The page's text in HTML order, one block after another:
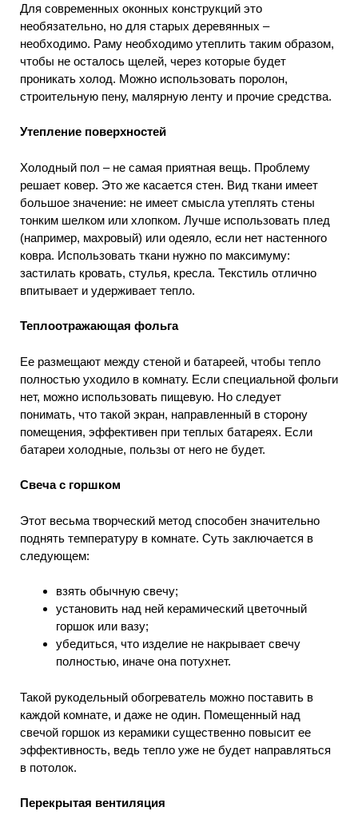
Для современных оконных конструкций это
необязательно, но для старых деревянных –
необходимо. Раму необходимо утеплить таким образом,
чтобы не осталось щелей, через которые будет
проникать холод. Можно использовать поролон,
строительную пену, малярную ленту и прочие средства.
Утепление поверхностей
Холодный пол – не самая приятная вещь. Проблему
решает ковер. Это же касается стен. Вид ткани имеет
большое значение: не имеет смысла утеплять стены
тонким шелком или хлопком. Лучше использовать плед
(например, махровый) или одеяло, если нет настенного
ковра. Использовать ткани нужно по максимуму:
застилать кровать, стулья, кресла. Текстиль отлично
впитывает и удерживает тепло.
Теплоотражающая фольга
Ее размещают между стеной и батареей, чтобы тепло
полностью уходило в комнату. Если специальной фольги
нет, можно использовать пищевую. Но следует
понимать, что такой экран, направленный в сторону
помещения, эффективен при теплых батареях. Если
батареи холодные, пользы от него не будет.
Свеча с горшком
Этот весьма творческий метод способен значительно
поднять температуру в комнате. Суть заключается в
следующем:
взять обычную свечу;
установить над ней керамический цветочный
горшок или вазу;
убедиться, что изделие не накрывает свечу
полностью, иначе она потухнет.
Такой рукодельный обогреватель можно поставить в
каждой комнате, и даже не один. Помещенный над
свечой горшок из керамики существенно повысит ее
эффективность, ведь тепло уже не будет направляться
в потолок.
Перекрытая вентиляция